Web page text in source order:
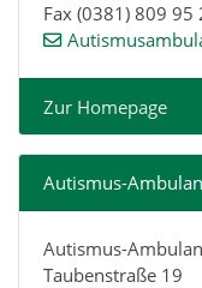
Fax (0381) 809 95
Zur Homepage
Autismus-
Autismus-
Taubenstraße 19